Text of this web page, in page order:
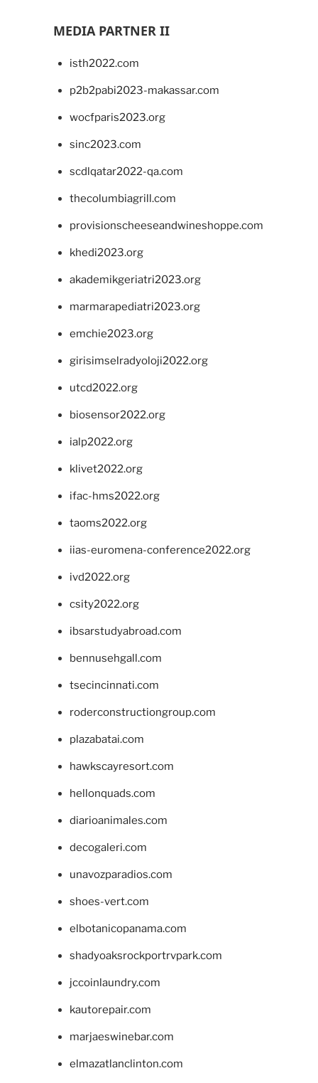
MEDIA PARTNER II
isth2022.com
p2b2pabi2023-makassar.com
wocfparis2023.org
sinc2023.com
scdlqatar2022-qa.com
thecolumbiagrill.com
provisionscheeseandwineshoppe.com
khedi2023.org
akademikgeriatri2023.org
marmarapediatri2023.org
emchie2023.org
girisimselradyoloji2022.org
utcd2022.org
biosensor2022.org
ialp2022.org
klivet2022.org
ifac-hms2022.org
taoms2022.org
iias-euromena-conference2022.org
ivd2022.org
csity2022.org
ibsarstudyabroad.com
bennusehgall.com
tsecincinnati.com
roderconstructiongroup.com
plazabatai.com
hawkscayresort.com
hellonquads.com
diarioanimales.com
decogaleri.com
unavozparadios.com
shoes-vert.com
elbotanicopanama.com
shadyoaksrockportrvpark.com
jccoinlaundry.com
kautorepair.com
marjaeswinebar.com
elmazatlanclinton.com